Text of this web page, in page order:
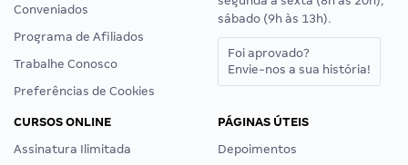
Conveniados
Programa de Afiliados
Trabalhe Conosco
Preferências de Cookies
sábado (9h às 13h).
Foi aprovado?
Envie-nos a sua história!
CURSOS ONLINE
Assinatura Ilimitada
PÁGINAS ÚTEIS
Depoimentos